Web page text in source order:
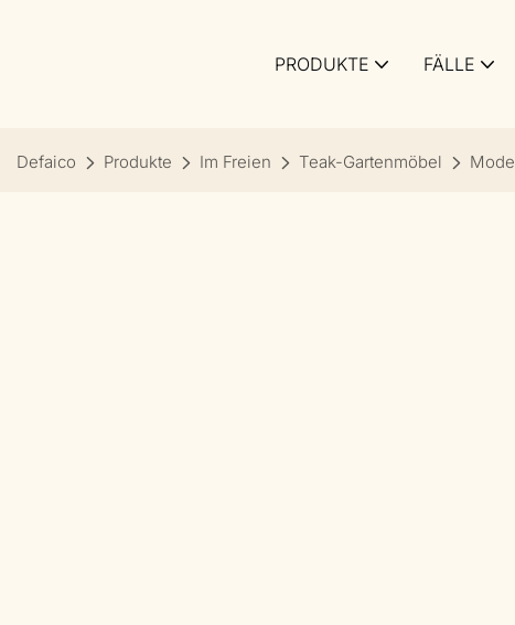
PRODUKTE FÄLLE
Defaico Produkte Im Freien Teak-Gartenmöbel